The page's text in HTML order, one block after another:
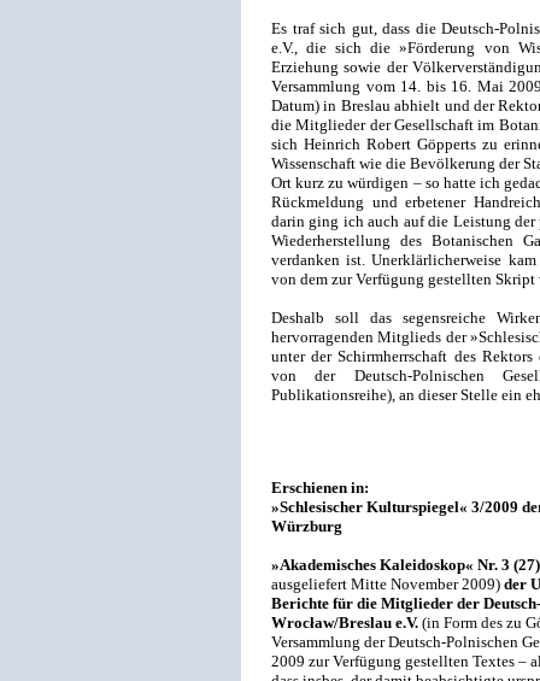
Es traf sich gut, dass die Deutsch-
e.V., die sich die »Förderung von
Erziehung sowie der
Versammlung vom 14. bis 16. Mai
Datum) in Breslau abhielt und der
die Mitglieder der Gesellschaft im
sich Heinrich Robert Göpperts zu
Wissenschaft wie die Bevölkerung der
Ort kurz zu würdigen – so hatte ich
Rückmeldung und erbetener
darin ging ich auch auf die Leistung
Wiederherstellung des Botanischen
verdanken ist. Unerklärlicherweise
von dem zur Verfügung gestellten Skript
Deshalb soll das segensreiche
hervorragenden Mitglieds der
unter der Schirmherrschaft des
von der Deutsch-Polnischen
Publikationsreihe), an dieser Stelle ein
Erschienen in:
»Schlesischer Kulturspiegel« 3/2009
Würzburg
»Akademisches Kaleidoskop« Nr. 3
ausgeliefert Mitte November 2009) der
Berichte für die Mitglieder der
Wrocław/Breslau e.V. (in Form des zu
Versammlung der Deutsch-Polnischen
2009 zur Verfügung gestellten Textes –